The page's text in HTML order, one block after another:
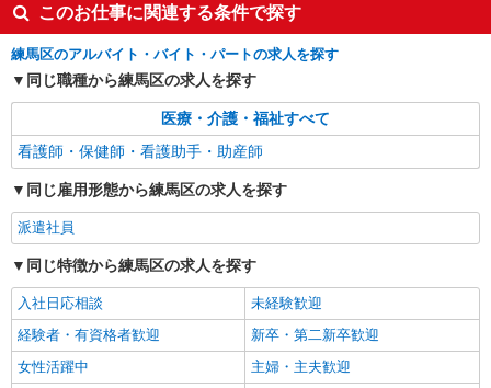
このお仕事に関連する条件で探す
練馬区のアルバイト・バイト・パートの求人を探す
同じ職種から練馬区の求人を探す
医療・介護・福祉すべて
看護師・保健師・看護助手・助産師
同じ雇用形態から練馬区の求人を探す
派遣社員
同じ特徴から練馬区の求人を探す
入社日応相談
未経験歓迎
経験者・有資格者歓迎
新卒・第二新卒歓迎
女性活躍中
主婦・主夫歓迎